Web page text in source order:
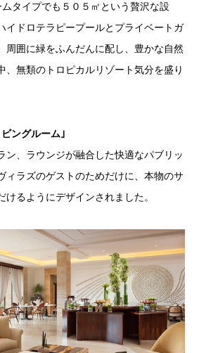
タイプでも５０５㎡という贅沢な設
イドロテラピープールとプライベートガ
周囲に緑をふんだんに配し、豊かな自然
、無類のトロピカルリゾート気分を盛り
ングルーム｣
ン、ラウンジが融合した快適なパブリッ
ィラズのゲストのためだけに、本物のサ
けるようにデザインされました。